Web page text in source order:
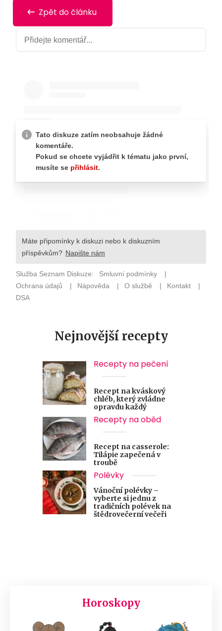
Zpět do článku
Nejnovější recepty
Recepty na pečení
Recept na kváskový
chléb, který zvládne
opravdu každý
Recepty na oběd
Recept na casserole:
Tilápie zapečená v
troubě
Polévky
Vánoční polévky –
vyberte si jednu z
tradičních polévek na
štědrovečerní večeři
Horoskopy